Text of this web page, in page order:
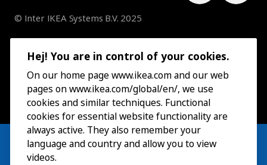
© Inter IKEA Systems B.V. 2025
Hej! You are in control of your cookies.
On our home page www.ikea.com and our web
pages on www.ikea.com/global/en/, we use
cookies and similar techniques. Functional
cookies for essential website functionality are
always active. They also remember your
language and country and allow you to view
videos.